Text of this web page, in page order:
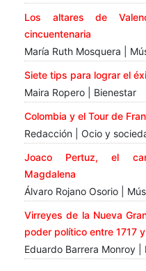
Los altares de
cincuentenaria
María Ruth Mosquera |
Siete tips para lograr el
Maira Ropero | Bienestar
Colombia y el Tour de
Redacción | Ocio y
Joaco Pertuz, el
Magdalena
Álvaro Rojano Osorio |
Virreyes de la Nueva
poder político entre 1717
Eduardo Barrera Monroy |